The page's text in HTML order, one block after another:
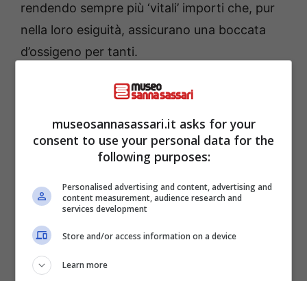
rendendo sempre più ‘vitali’ importi che, pur
nella loro esiguità, assicurano una boccata
d’ossigeno per tanti.
Riepilogo del calendario dei pagamenti (ANSA) –
museosannasassari.it asks for your
consent to use your personal data for the
following purposes:
Personalised advertising and content, advertising and
content measurement, audience research and
services development
Store and/or access information on a device
Learn more